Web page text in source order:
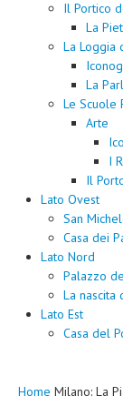
Il Portico
La
La Loggia
La
Le Scuole
Arte
I
Il
Lato Ovest
San
Casa dei
Lato Nord
Palazzo
La nascita
Lato Est
Casa del
Home Milano: La